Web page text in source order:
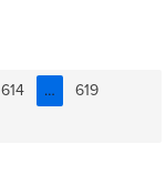
614 …
619